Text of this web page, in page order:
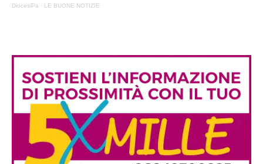
DiocesiPa · LE BUONE NOTIZIE